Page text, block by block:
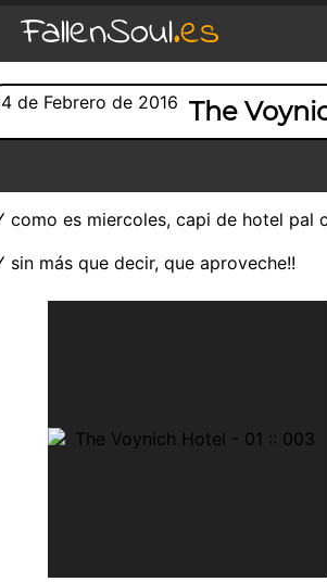
FallenSoul.es
en Facebook
Twitter
de Febrero de 2016 The
como es miercoles, capi de hotel pal
sin más que decir, que aproveche!!